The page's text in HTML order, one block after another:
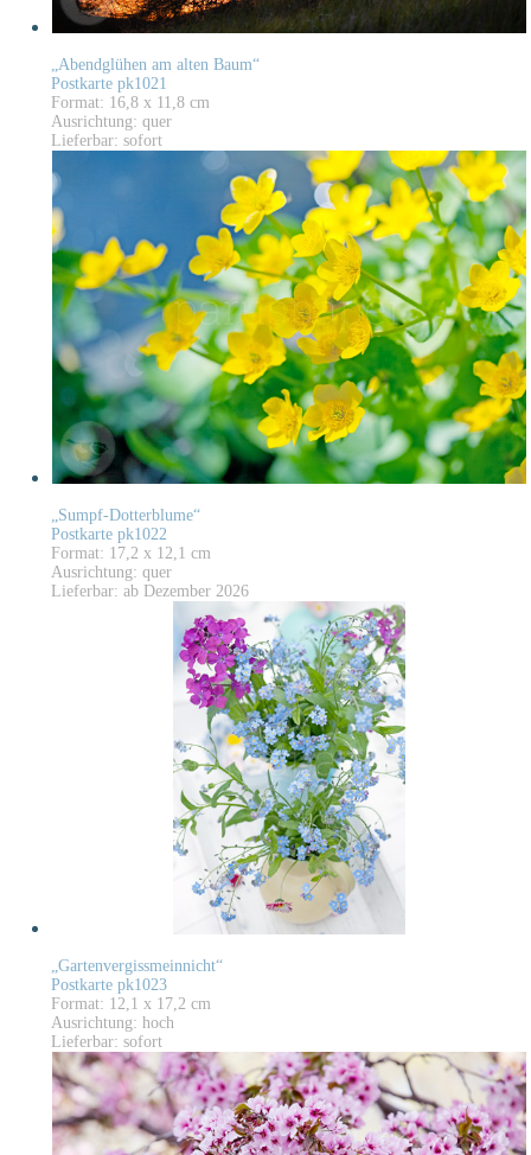
„Abendglühen am alten Baum“
Postkarte pk1021
Format: 16,8 x 11,8 cm
Ausrichtung: quer
Lieferbar: sofort
„Sumpf-Dotterblume“
Postkarte pk1022
Format: 17,2 x 12,1 cm
Ausrichtung: quer
Lieferbar: ab Dezember 2026
„Gartenvergissmeinnicht“
Postkarte pk1023
Format: 12,1 x 17,2 cm
Ausrichtung: hoch
Lieferbar: sofort